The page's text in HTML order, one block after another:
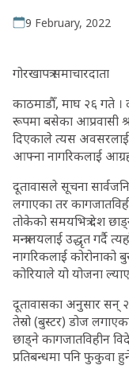
9 February, 2022
गोरखापत्र समाचारदाता
काठमाडौँ, माघ २६ गते ।
रूपमा बसेका आप्रवासी
दिएकाले त्यस अवसरलाई
आफ्ना नागरिकलाई
दूतावासले सूचना
लगाएका तर
तोकेको समयभित्र देश
मन्त्रालयलाई उद्धृत गर्दै
नागरिकलाई कोरोनाको
कोरियाले यो योजना
दूतावासका अनुसार सन्
तेस्रो (बुस्टर) डोज
छाड्ने कागजातविहीन
प्रतिबन्धमा पनि फुकुवा